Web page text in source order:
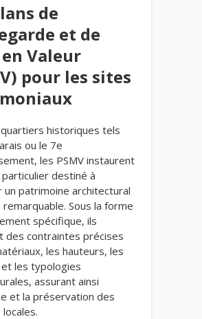
de
et de
Valeur
pour les sites
historiques tels
ou le 7e
les PSMV instaurent
destiné à
patrimoine architectural
Sous la forme
spécifique, ils
des contraintes précises
les hauteurs, les
les typologies
assurant ainsi
et la préservation des